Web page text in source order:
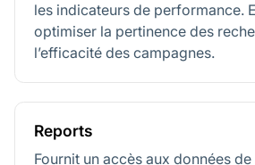
les indicateurs de performance.
optimiser la pertinence des
l’efficacité des campagnes.
Reports
Fournit un accès aux données